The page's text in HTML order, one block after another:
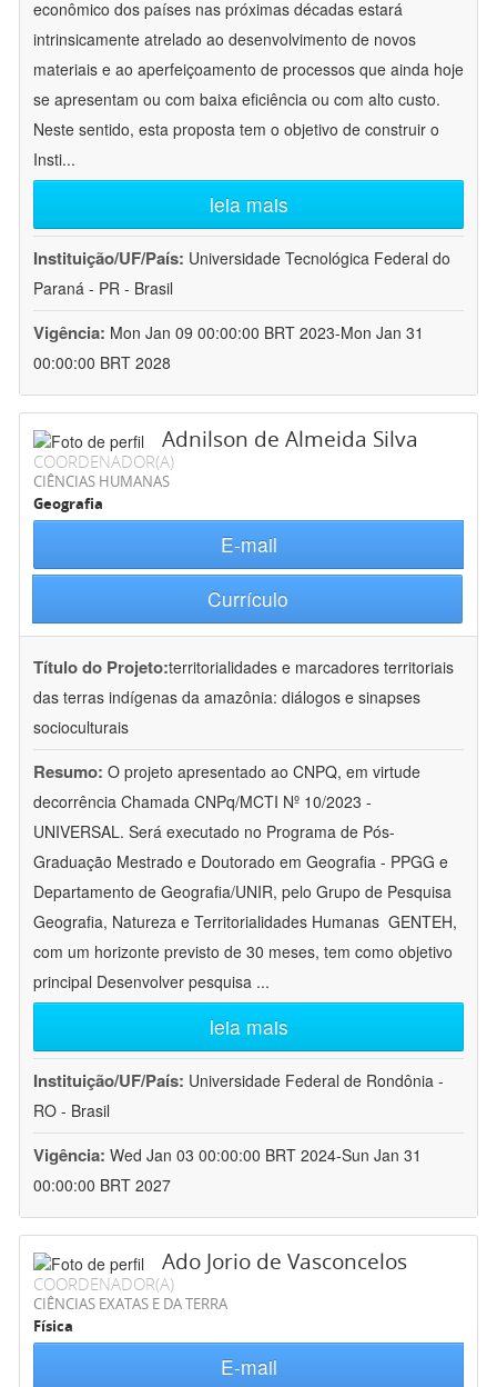
econômico dos países nas próximas décadas estará
intrinsicamente atrelado ao desenvolvimento de novos
materiais e ao aperfeiçoamento de processos que ainda hoje
se apresentam ou com baixa eficiência ou com alto custo.
Neste sentido, esta proposta tem o objetivo de construir o
Insti...
leia mais
Instituição/UF/País: Universidade Tecnológica Federal do
Paraná - PR - Brasil
Vigência: Mon Jan 09 00:00:00 BRT 2023-Mon Jan 31
00:00:00 BRT 2028
Adnilson de Almeida Silva
COORDENADOR(A)
CIÊNCIAS HUMANAS
Geografia
E-mail
Currículo
Título do Projeto:territorialidades e marcadores territoriais
das terras indígenas da amazônia: diálogos e sinapses
socioculturais
Resumo: O projeto apresentado ao CNPQ, em virtude
decorrência Chamada CNPq/MCTI Nº 10/2023 -
UNIVERSAL. Será executado no Programa de Pós-
Graduação Mestrado e Doutorado em Geografia - PPGG e
Departamento de Geografia/UNIR, pelo Grupo de Pesquisa
Geografia, Natureza e Territorialidades Humanas  GENTEH,
com um horizonte previsto de 30 meses, tem como objetivo
principal Desenvolver pesquisa ...
leia mais
Instituição/UF/País: Universidade Federal de Rondônia -
RO - Brasil
Vigência: Wed Jan 03 00:00:00 BRT 2024-Sun Jan 31
00:00:00 BRT 2027
Ado Jorio de Vasconcelos
COORDENADOR(A)
CIÊNCIAS EXATAS E DA TERRA
Física
E-mail